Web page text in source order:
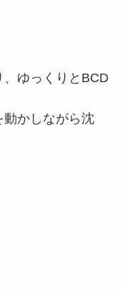
ゆっくりとBCD
動かしながら沈